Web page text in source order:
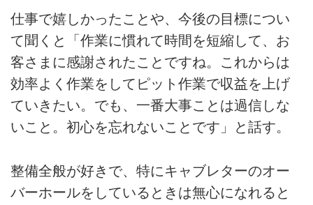
仕事で嬉しかったことや、今後の目標につい
て聞くと「作業に慣れて時間を短縮して、お
客さまに感謝されたことですね。これからは
効率よく作業をしてピット作業で収益を上げ
ていきたい。でも、一番大事ことは過信しな
いこと。初心を忘れないことです」と話す。
整備全般が好きで、特にキャブレターのオー
バーホールをしているときは無心になれると